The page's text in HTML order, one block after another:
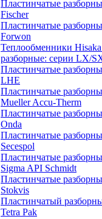
Пластинчатые
Fischer
Пластинчатые
Forwon
Теплообменники
разборные: серии LX/
Пластинчатые
LHE
Пластинчатые
Mueller Accu-Therm
Пластинчатые
Onda
Пластинчатые
Secespol
Пластинчатые
Sigma API Schmidt
Пластинчатые
Stokvis
Пластинчатый
Tetra Pak